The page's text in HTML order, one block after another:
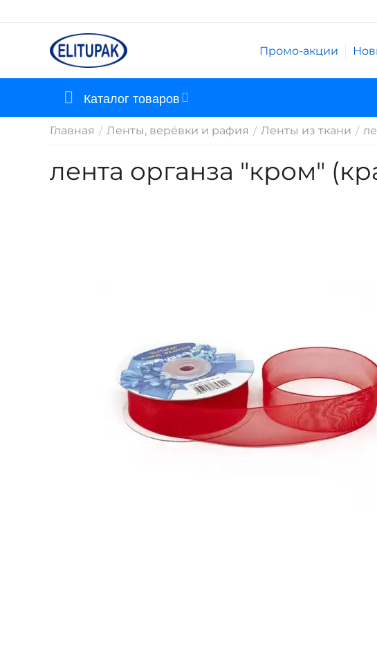
Промо-акции
Каталог товаров
Главная / Ленты, верёвки и рафия / Ленты из ткани /
лента органза "кром"